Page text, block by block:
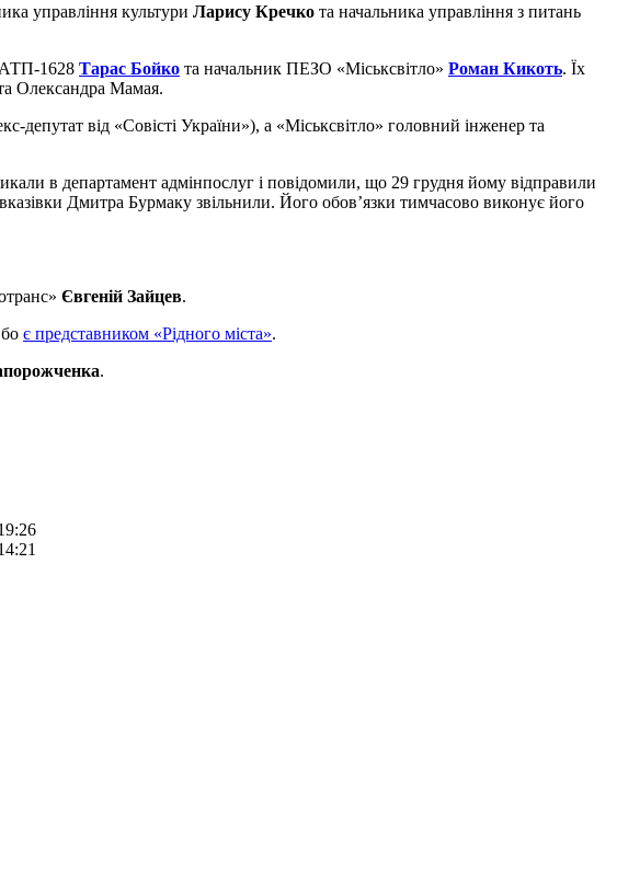
управління культури Ларису Кречко та начальника управління з питань
1628 Тарас Бойко та начальник ПЕЗО «Міськсвітло» Роман Кикоть. Їх
Олександра Мамая.
від «Совісті України»), а «Міськсвітло» головний інженер та
в департамент адмінпослуг і повідомили, що 29 грудня йому відправили
Дмитра Бурмаку звільнили. Його обов’язки тимчасово виконує його
Євгеній Зайцев.
є представником «Рідного міста».
.